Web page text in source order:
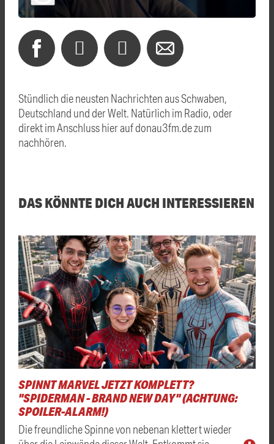
Stündlich die neusten Nachrichten aus Schwaben,
Deutschland und der Welt. Natürlich im Radio, oder
direkt im Anschluss hier auf donau3fm.de zum
nachhören.
DAS KÖNNTE DICH AUCH INTERESSIEREN
SPINNT MARVEL JETZT KOMPLETT?
"SPIDERMAN - BRAND NEW DAY" (ACHTUNG:
SPOILER-ALARM!)
Die freundliche Spinne von nebenan klettert wieder